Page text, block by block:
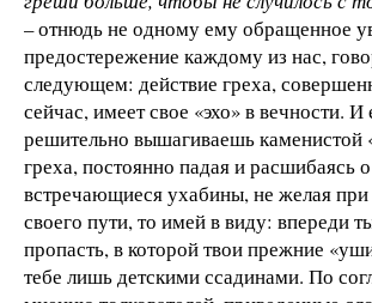
– отнюдь не одному ему обращенное
предостережение каждому из нас,
следующем: действие греха,
сейчас, имеет свое «эхо» в вечности. И
решительно вышагиваешь каменистой
греха, постоянно падая и расшибаясь о
встречающиеся ухабины, не желая при
своего пути, то имей в виду: впереди
пропасть, в которой твои прежние
тебе лишь детскими ссадинами. По